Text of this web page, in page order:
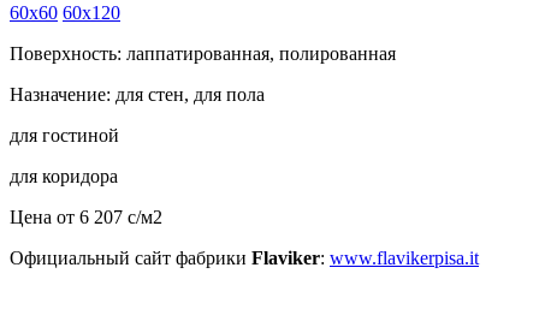
60x60 60x120
Поверхность: лаппатированная, полированная
Назначение: для стен, для пола
для гостиной
для коридора
Цена от 6 207 c/м2
Официальный сайт фабрики Flaviker: www.flavikerpisa.it